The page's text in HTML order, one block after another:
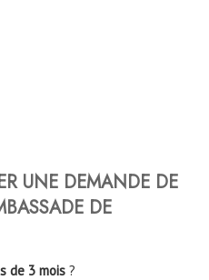
UNE DEMANDE DE
DE
de 3 mois ?